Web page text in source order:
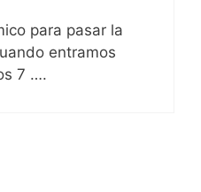
para pasar la
entramos
7 ….